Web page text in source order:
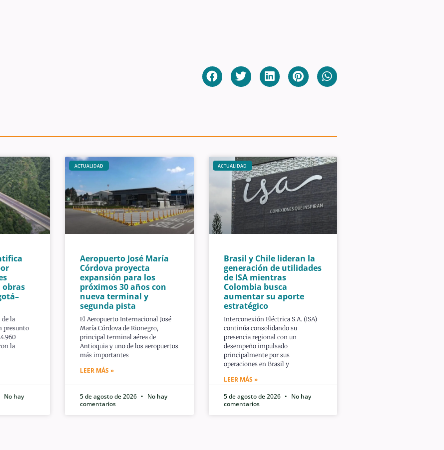
obras
la
presunto
la
No hay
ACTUALIDAD
Aeropuerto José María
Córdova proyecta
expansión para los
próximos 30 años con
nueva terminal y
segunda pista
El Aeropuerto Internacional José
María Córdova de Rionegro,
principal terminal aérea de
Antioquia y uno de los aeropuertos
más importantes
LEER MÁS »
5 de agosto de 2026
No hay
comentarios
ACTUALIDAD
Brasil y Chile lideran la
generación de utilidades
de ISA mientras
Colombia busca
aumentar su aporte
estratégico
Interconexión Eléctrica S.A. (ISA)
continúa consolidando su
presencia regional con un
desempeño impulsado
principalmente por sus
operaciones en Brasil y
LEER MÁS »
5 de agosto de 2026
No hay
comentarios